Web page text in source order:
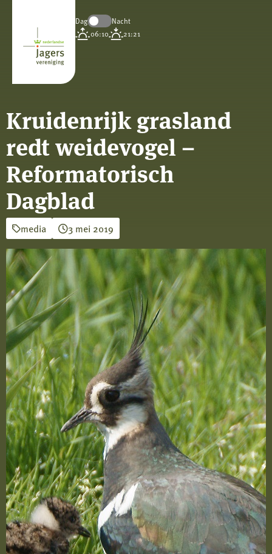
Koninklijke
Nederlandse
Jagersvereniging
Dag
Nacht
06:10
21:21
Kruidenrijk grasland
redt weidevogel –
Reformatorisch
Dagblad
media 3 mei 2019